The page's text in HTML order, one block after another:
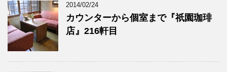
2014/02/24
カウンターから個室まで『祇園珈琲
店』216軒目